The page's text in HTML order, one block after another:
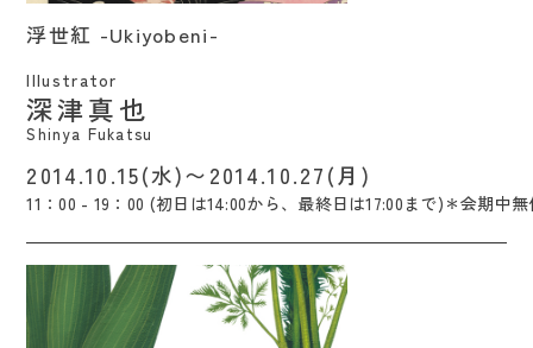
浮世紅 -Ukiyobeni-
Illustrator
深津真也
Shinya Fukatsu
2014.10.15(水)〜2014.10.27(月)
11：00 - 19：00 (初日は14:00から、最終日は17:00まで)＊会期中